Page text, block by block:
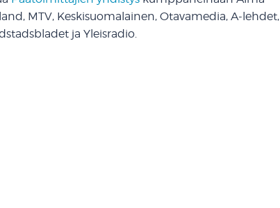
MTV, Keskisuomalainen, Otavamedia, A-lehdet,
ja Yleisradio.